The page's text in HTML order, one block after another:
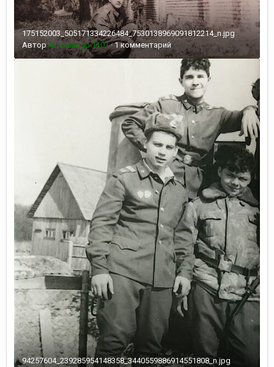
175152003_505171334226484_7530138969091812214_n.jpg
АвторАлександр 1101·1 комментарий
94257604_239285954148358_3440559886914551808_n.jpg